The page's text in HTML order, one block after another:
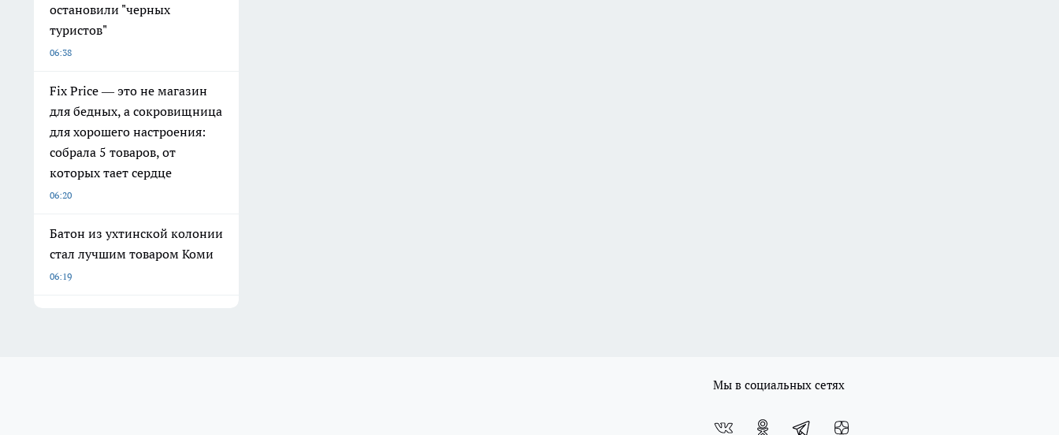
остановили "черных
туристов"
06:38
Fix Price — это не магазин
для бедных, а сокровищница
для хорошего настроения:
собрала 5 товаров, от
которых тает сердце
06:20
Батон из ухтинской колонии
стал лучшим товаром Коми
06:19
Мы в социальных сетях